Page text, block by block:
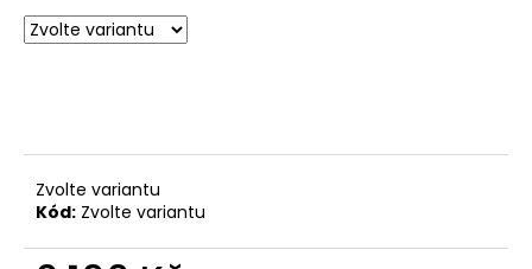
Zvolte variantu
Kód: Zvolte variantu